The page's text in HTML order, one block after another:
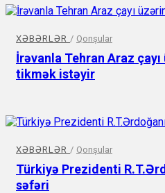
XƏBƏRLƏR / Qonşular
İrəvanla Tehran Araz
tikmək istəyir
XƏBƏRLƏR / Qonşular
Türkiyə Prezidenti
səfəri